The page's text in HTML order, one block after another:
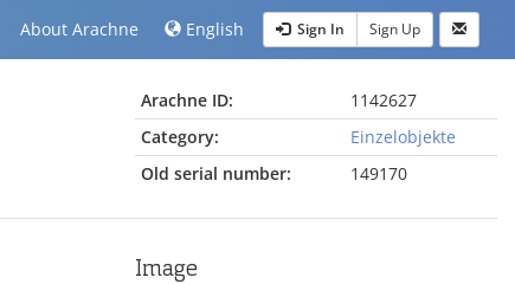
About Arachne English Sign In Sign Up
Arachne ID:
1142627
Category:
Einzelobjekte
Old serial number:
149170
Image